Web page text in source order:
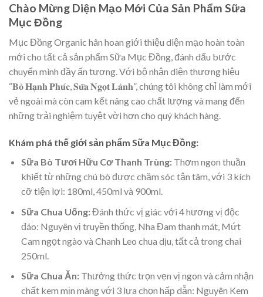
Chào Mừng Diện Mạo Mới Của Sản Phẩm Sữa
Mục Đồng
Mục Đồng Organic hân hoan giới thiệu diện mạo hoàn toàn
mới cho tất cả sản phẩm Sữa Mục Đồng, đánh dấu bước
chuyển mình đầy ấn tượng. Với bộ nhận diện thương hiệu
“𝐁𝐨̀ 𝐇𝐚̣𝐧𝐡 𝐏𝐡𝐮́𝐜, 𝐒𝐮̛̃𝐚 𝐍𝐠𝐨̣𝐭 𝐋𝐚̀𝐧𝐡”, chúng tôi không chỉ làm mới
vẻ ngoài mà còn cam kết nâng cao chất lượng và mang đến
những trải nghiệm tuyệt vời hơn cho quý khách hàng.
Khám phá thế giới sản phẩm Sữa Mục Đồng:
Sữa Bò Tươi Hữu Cơ Thanh Trùng:Thơm ngon thuần
khiết từ những chú bò được chăm sóc tận tâm, với 3 kích
cỡ tiện lợi: 180ml, 450ml và 900ml.
Sữa Chua Uống:Đánh thức vị giác với 4 hương vị độc
đáo: Nguyên vị truyền thống, Nha Đam thanh mát, Mứt
Cam ngọt ngào và Chanh Leo chua dịu, tất cả trong chai
250ml.
Sữa Chua Ăn:Thưởng thức trọn vẹn vị ngon và cảm nhận
chất kem mịn màng với 3 lựa chọn hấp dẫn: Nguyên Kem